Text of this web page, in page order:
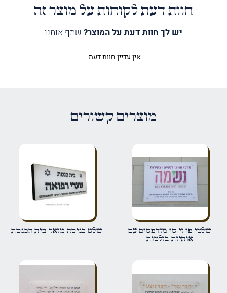
חוות דעת לקוחות על מוצר זה
יש לך חוות דעת על המוצר? שתף אותנו
הביקורת שלך*
שם*
אין עדיין חוות דעת.
מוצרים קשורים
שלטי פי וי סי מודפסים עם
אותיות בולטות
שלט כניסה מואר בית הכנסת